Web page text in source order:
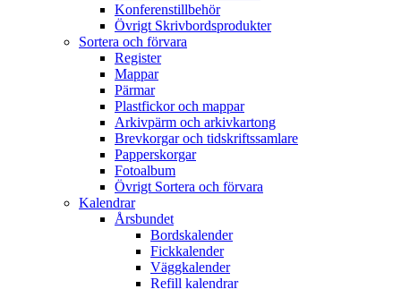
Konferenstillbehör
Övrigt Skrivbordsprodukter
Sortera och förvara
Register
Mappar
Pärmar
Plastfickor och mappar
Arkivpärm och arkivkartong
Brevkorgar och tidskriftssamlare
Papperskorgar
Fotoalbum
Övrigt Sortera och förvara
Kalendrar
Årsbundet
Bordskalender
Fickkalender
Väggkalender
Refill kalendrar